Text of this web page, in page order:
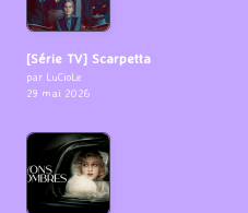
[Série TV] Scarpetta
par LuCioLe
29 mai 2026